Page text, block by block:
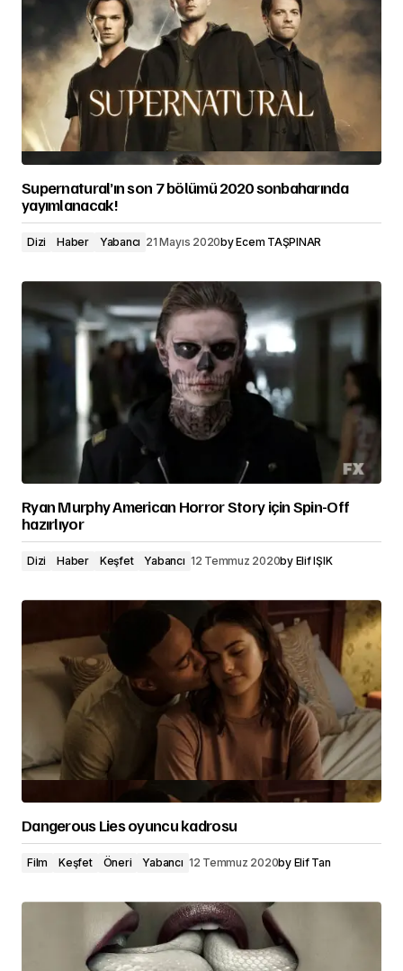
Supernatural’ın son 7 bölümü 2020 sonbaharında
yayımlanacak!
Dizi Haber Yabancı 21 Mayıs 2020byEcem TAŞPINAR
Ryan Murphy American Horror Story için Spin-Off
hazırlıyor
Dizi Haber Keşfet Yabancı 12 Temmuz 2020by Elif IŞIK
Dangerous Lies oyuncu kadrosu
Film Keşfet Öneri Yabancı 12 Temmuz 2020by Elif Tan